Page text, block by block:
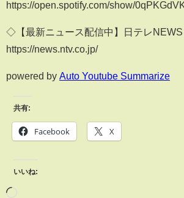
https://open.spotify.com/show/
◇【最新ニュース配信中】日テレNEWS
https://news.ntv.co.jp/
powered by Auto Youtube Summarize
共有:
Facebook X
いいね: